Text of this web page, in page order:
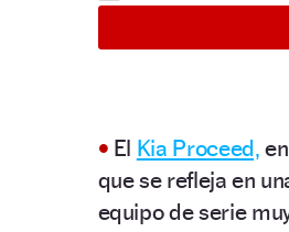
• El Kia Proceed,
que se refleja en
equipo de serie